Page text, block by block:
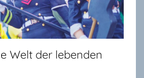
Welt der lebenden